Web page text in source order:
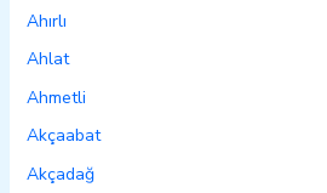
Ahırlı
Ahlat
Ahmetli
Akçaabat
Akçadağ